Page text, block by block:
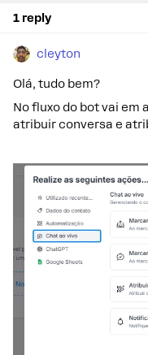
1 reply
cleyton
Olá, tudo bem?
No fluxo do bot vai em
atribuir conversa e